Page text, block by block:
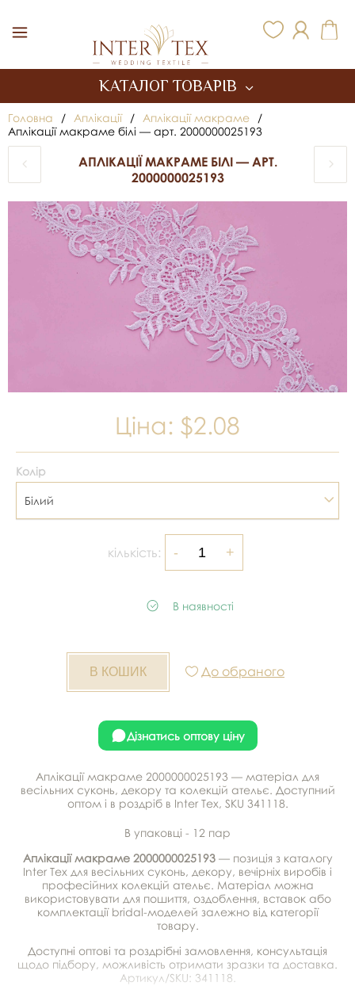
КАТАЛОГ ТОВАРІВ
Головна / Аплікації / Аплікації макраме
/
Аплікації макраме білі — арт. 2000000025193
АПЛІКАЦІЇ МАКРАМЕ БІЛІ — АРТ.
2000000025193
Ціна: $2.08
Колір
Білий
кількість:
В наявності
До обраного
Дізнатись оптову ціну
Аплікації макраме 2000000025193 — матеріал для
весільних суконь, декору та колекцій ательє. Доступний
оптом і в роздріб в Inter Tex, SKU 341118.
В упаковці - 12 пар
Аплікації макраме 2000000025193— позиція з каталогу
Inter Tex для весільних суконь, декору, вечірніх виробів і
професійних колекцій ательє. Матеріал можна
використовувати для пошиття, оздоблення, вставок або
комплектації bridal-моделей залежно від категорії
товару.
Доступні оптові та роздрібні замовлення, консультація
щодо підбору, можливість отримати зразки та доставка.
Артикул/SKU: 341118.